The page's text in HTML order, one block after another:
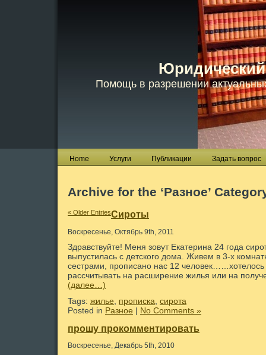
Помощь в разрешении
Home Услуги Публикации Задать вопрос
Archive for the ‘Разное’
« Older EntriesСироты
Воскресенье, Октябрь 9th, 2011
Здравствуйте! Меня зовут Екатерина 24 года
выпустилась с детского дома. Живем в 3-х
сестрами, прописано нас 12
рассчитывать на расширение жилья или на
(далее…)
Tags: жилье прописка сирота
Posted in Разное | No Comments »
прошу прокомментировать
Воскресенье, Декабрь 5th, 2010